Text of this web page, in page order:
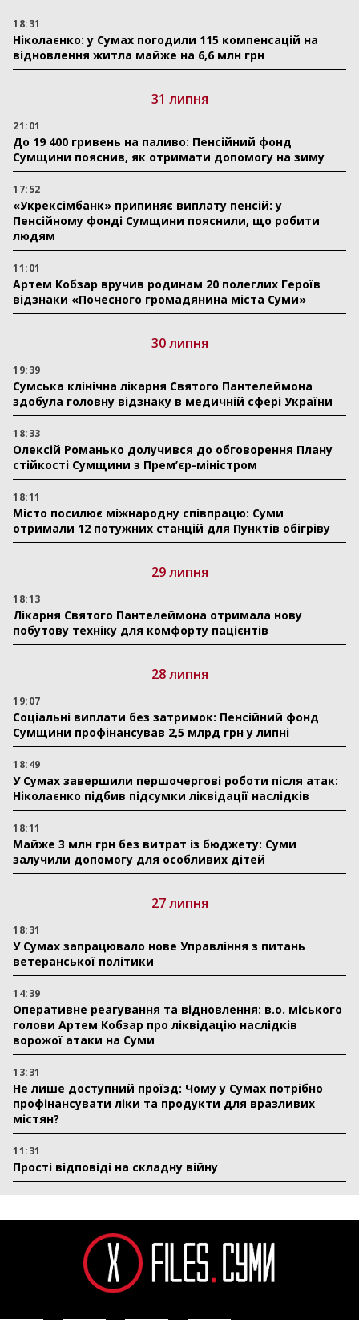
18:31
Ніколаєнко: у Сумах погодили 115 компенсацій на
відновлення житла майже на 6,6 млн грн
31 липня
21:01
До 19 400 гривень на паливо: Пенсійний фонд
Сумщини пояснив, як отримати допомогу на зиму
17:52
«Укрексімбанк» припиняє виплату пенсій: у
Пенсійному фонді Сумщини пояснили, що робити
людям
11:01
Артем Кобзар вручив родинам 20 полеглих Героїв
відзнаки «Почесного громадянина міста Суми»
30 липня
19:39
Сумська клінічна лікарня Святого Пантелеймона
здобула головну відзнаку в медичній сфері України
18:33
Олексій Романько долучився до обговорення Плану
стійкості Сумщини з Прем’єр-міністром
18:11
Місто посилює міжнародну співпрацю: Суми
отримали 12 потужних станцій для Пунктів обігріву
29 липня
18:13
Лікарня Святого Пантелеймона отримала нову
побутову техніку для комфорту пацієнтів
28 липня
19:07
Соціальні виплати без затримок: Пенсійний фонд
Сумщини профінансував 2,5 млрд грн у липні
18:49
У Сумах завершили першочергові роботи після атак:
Ніколаєнко підбив підсумки ліквідації наслідків
18:11
Майже 3 млн грн без витрат із бюджету: Суми
залучили допомогу для особливих дітей
27 липня
18:31
У Сумах запрацювало нове Управління з питань
ветеранської політики
14:39
Оперативне реагування та відновлення: в.о. міського
голови Артем Кобзар про ліквідацію наслідків
ворожої атаки на Суми
13:31
Не лише доступний проїзд: Чому у Сумах потрібно
профінансувати ліки та продукти для вразливих
містян?
11:31
Прості відповіді на складну війну